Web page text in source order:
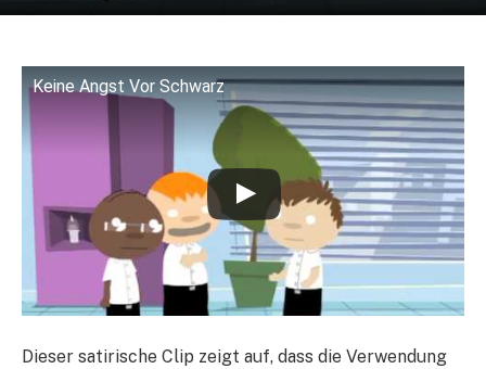
Keine Angst Vor Schwarz
Dieser satirische Clip zeigt auf, dass die Verwendung